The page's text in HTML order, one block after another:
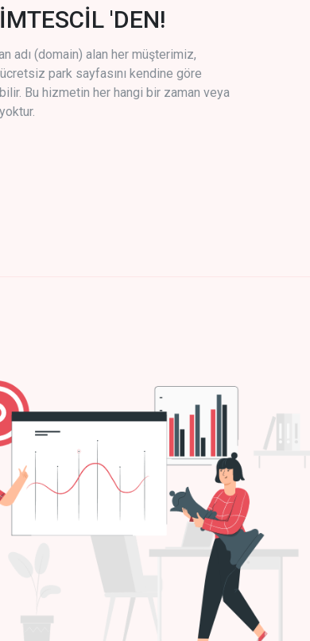
'DEN!
adı (domain) alan her müşterimiz,
park sayfasını kendine göre
Bu hizmetin her hangi bir zaman veya